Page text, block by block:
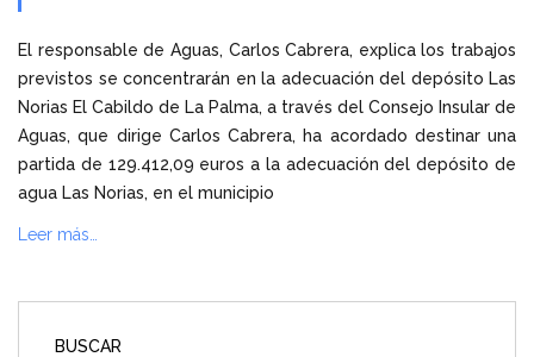
El responsable de Aguas, Carlos Cabrera, explica los trabajos
previstos se concentrarán en la adecuación del depósito Las
Norias El Cabildo de La Palma, a través del Consejo Insular de
Aguas, que dirige Carlos Cabrera, ha acordado destinar una
partida de 129.412,09 euros a la adecuación del depósito de
agua Las Norias, en el municipio
Leer más…
BUSCAR